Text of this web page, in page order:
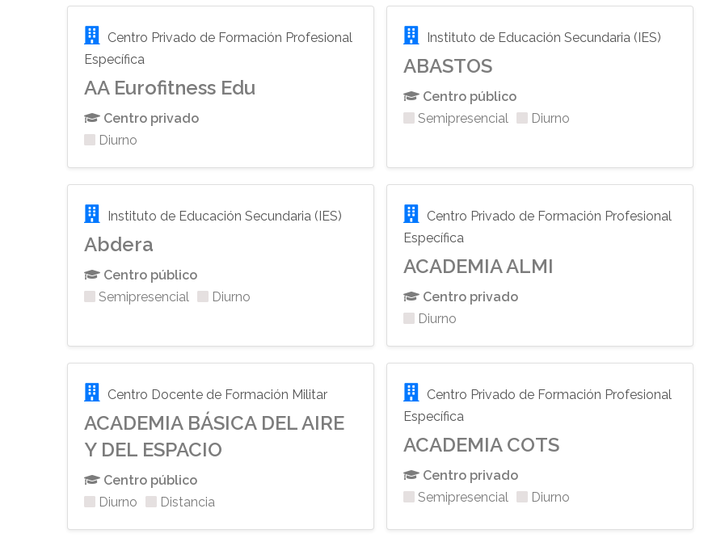
Centro Privado de Formación Profesional
Específica
AA Eurofitness Edu
Centro privado
Diurno
Instituto de Educación Secundaria (IES)
ABASTOS
Centro público
Semipresencial
Diurno
Instituto de Educación Secundaria (IES)
Abdera
Centro público
Semipresencial
Diurno
Centro Privado de Formación Profesional
Específica
ACADEMIA ALMI
Centro privado
Diurno
Centro Docente de Formación Militar
ACADEMIA BÁSICA DEL AIRE
Y DEL ESPACIO
Centro público
Diurno
Distancia
Centro Privado de Formación Profesional
Específica
ACADEMIA COTS
Centro privado
Semipresencial
Diurno